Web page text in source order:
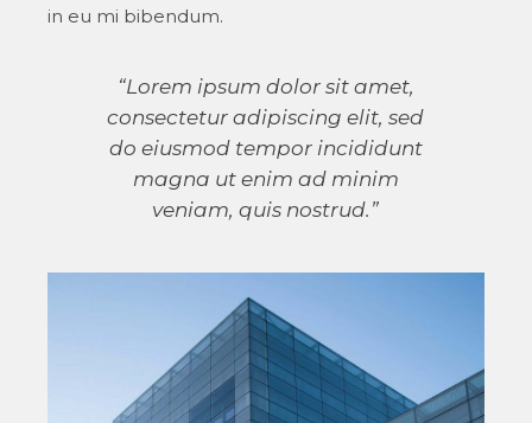
in eu mi bibendum.
“Lorem ipsum dolor sit amet,
consectetur adipiscing elit, sed
do eiusmod tempor incididunt
magna ut enim ad minim
veniam, quis nostrud.”